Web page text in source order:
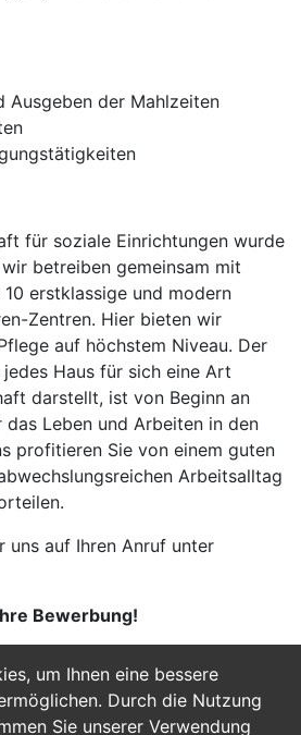
um Ihnen eine bessere
Durch die Nutzung
Sie unserer Verwendung
Ausgeben der Mahlzeiten
für soziale Einrichtungen wurde
betreiben gemeinsam mit
erstklassige und modern
Zentren. Hier bieten wir
auf höchstem Niveau. Der
Haus für sich eine Art
darstellt, ist von Beginn an
Leben und Arbeiten in den
profitieren Sie von einem guten
Arbeitsalltag
uns auf Ihren Anruf unter
Bewerbung!
Bewerben